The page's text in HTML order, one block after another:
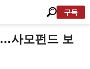
구독
사모펀드 보